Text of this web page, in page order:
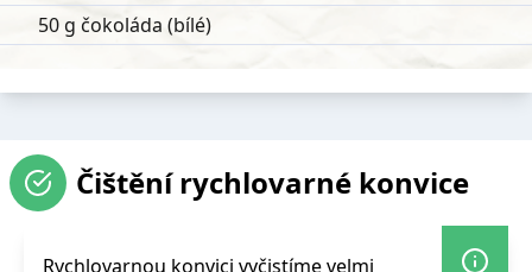
50 g čokoláda (bílé)
Čištění rychlovarné konvice
Rychlovarnou konvici vyčistíme velmi